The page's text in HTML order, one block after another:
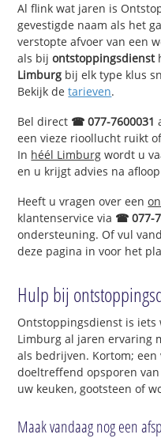
Al flink wat jaren is
gevestigde naam als het
verstopte afvoer van een
als bijontstoppingsdienst
Limburg bij elk type klus
Bekijk detarieven.
Bel direct ☎ 077-7600031
een vieze rioollucht ruikt
In héél Limburg wordt u
en u krijgt advies na
Heeft u vragen over een
klantenservice via ☎ 077-
ondersteuning. Of vul
deze pagina in voor het
Hulp bij
Ontstoppingsdienst is
Limburg al jaren ervaring
als bedrijven. Kortom;
doeltreffend opsporen
uw keuken, gootsteen of
Maak vandaag nog een